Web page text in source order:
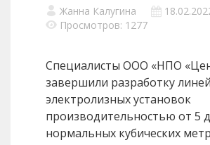
Жанна Калугина
Просмотров: 1277
Специалисты ООО «НПО
завершили разработку
электролизных установок
производительностью от 5
нормальных кубических